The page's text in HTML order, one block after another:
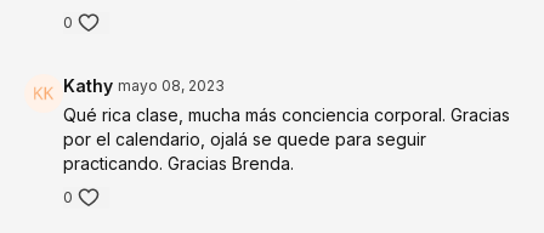
0
Kathy mayo 08, 2023
Qué rica clase, mucha más conciencia corporal. Gracias
por el calendario, ojalá se quede para seguir
practicando. Gracias Brenda.
0